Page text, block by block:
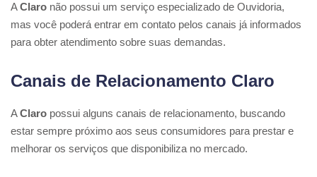
AClaro não possui um serviço especializado de Ouvidoria,
mas você poderá entrar em contato pelos canais já informados
para obter atendimento sobre suas demandas.
Canais de Relacionamento Claro
AClaro possui alguns canais de relacionamento, buscando
estar sempre próximo aos seus consumidores para prestar e
melhorar os serviços que disponibiliza no mercado.